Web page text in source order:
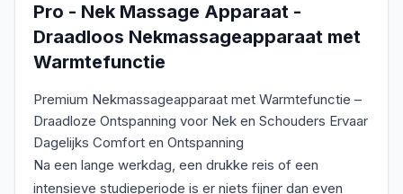
Pro - Nek Massage Apparaat -
Draadloos Nekmassageapparaat met
Warmtefunctie
Premium Nekmassageapparaat met Warmtefunctie –
Draadloze Ontspanning voor Nek en Schouders Ervaar
Dagelijks Comfort en Ontspanning
Na een lange werkdag, een drukke reis of een
intensieve studieperiode is er niets fijner dan even